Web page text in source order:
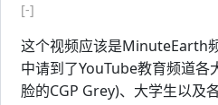
[-]
这个视频应该是MinuteEarth
中请到了YouTube教育频道各
脸的CGP Grey)、大学生以及